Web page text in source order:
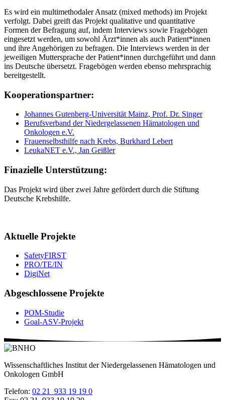
Es wird ein multimethodaler Ansatz (mixed methods) im Projekt
verfolgt. Dabei greift das Projekt qualitative und quantitative
Formen der Befragung auf, indem Interviews sowie Fragebögen
eingesetzt werden, um sowohl Ärzt*innen als auch Patient*innen
und ihre Angehörigen zu befragen. Die Interviews werden in der
jeweiligen Muttersprache der Patient*innen durchgeführt und dann
ins Deutsche übersetzt. Fragebögen werden ebenso mehrsprachig
bereitgestellt.
Kooperationspartner:
Johannes Gutenberg-Universität Mainz, Prof. Dr. Singer
Berufsverband der Niedergelassenen Hämatologen und
Onkologen e.V.
Frauenselbsthilfe nach Krebs, Burkhard Lebert
LeukaNET e.V., Jan Geißler
Finazielle Unterstützung:
Das Projekt wird über zwei Jahre gefördert durch die Stiftung
Deutsche Krebshilfe.
Aktuelle Projekte
SafetyFIRST
PRO/TE/IN
DigiNet
Abgeschlossene Projekte
POM-Studie
Goal-ASV-Projekt
Wissenschaftliches Institut der Niedergelassenen Hämatologen und
Onkologen GmbH
Telefon: 02 21 933 19 19 0